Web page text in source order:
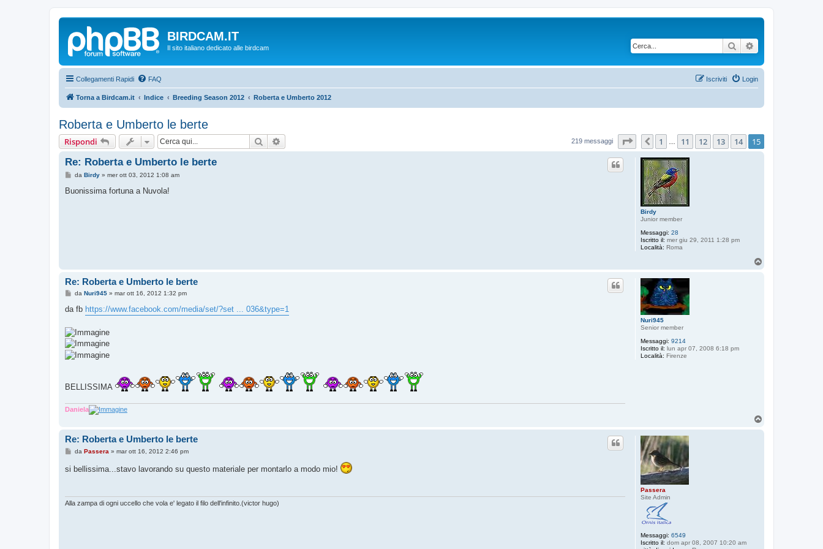
BIRDCAM.IT
Il sito italiano dedicato alle birdcam Cerca
Collegamenti Rapidi FAQ Login
Iscriviti
Torna a Birdcam.it Indice Breeding Season 2012 Roberta e Umberto 2012
Roberta e Umberto le berte
Rispondi Cerca 219 messaggi Pagina15 15
Precedente
1 11 12 13 14 15
Birdy
Junior member
Messaggi: 28
Iscritto il: mer giu 29, 2011 1:28 pm
Località: Roma
Re: Roberta e Umberto le berte
M
s
da Birdy» mer ott 03, 2012 1:08 am
Buonissima fortuna a Nuvola!
Nuri945
Senior member
Messaggi: 9214
Iscritto il: lun apr 07, 2008 6:18 pm
Località: Firenze
Re: Roberta e Umberto le berte
M
s
g
g
i
o
da Nuri945» mar ott 16, 2012 1:32 pm
da fb https://www.facebook.com/media/set/?set ... 036&type=1
BELLISSIMA
Daniela
Passera
Site Admin
Messaggi: 6549
Iscritto il: dom apr 08, 2007 10:20 am
Re: Roberta e Umberto le berte
M
s
s
i
da Passera » mar ott 16, 2012 2:46 pm
si bellissima...stavo lavorando su questo materiale per montarlo a modo mio!
Alla zampa di ogni uccello che vola e' legato il filo dell'infinito.(victor hugo)